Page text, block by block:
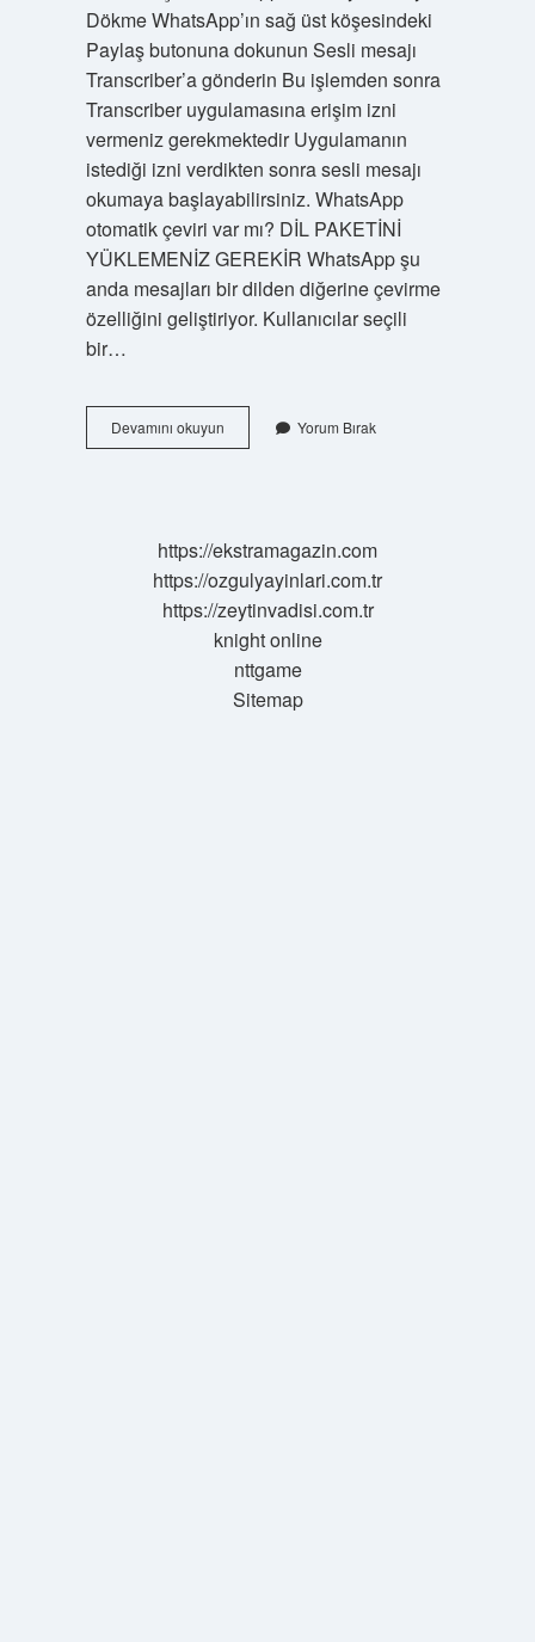
Dökme WhatsApp’ın sağ üst köşesindeki
Paylaş butonuna dokunun Sesli mesajı
Transcriber’a gönderin Bu işlemden sonra
Transcriber uygulamasına erişim izni
vermeniz gerekmektedir Uygulamanın
istediği izni verdikten sonra sesli mesajı
okumaya başlayabilirsiniz. WhatsApp
otomatik çeviri var mı? DİL PAKETİNİ
YÜKLEMENİZ GEREKİR WhatsApp şu
anda mesajları bir dilden diğerine çevirme
özelliğini geliştiriyor. Kullanıcılar seçili
bir…
Devamını okuyunWhatsappta
Sesli
Yorum Bırak
https://ekstramagazin.com
https://ozgulyayinlari.com.tr
https://zeytinvadisi.com.tr
knight online
nttgame
Sitemap